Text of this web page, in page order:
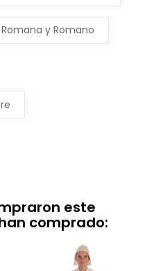
Romana y Romano
este
comprado: